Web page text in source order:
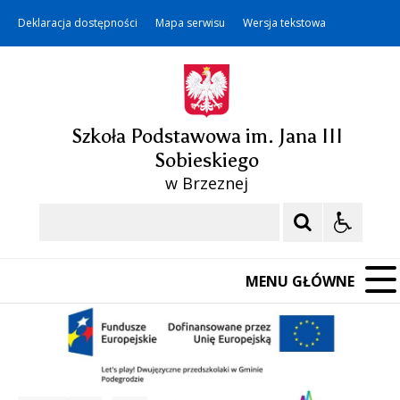
Deklaracja dostępności Mapa serwisu Wersja tekstowa
Szkoła Podstawowa im. Jana III
Sobieskiego
w Brzeznej
MENU GŁÓWNE